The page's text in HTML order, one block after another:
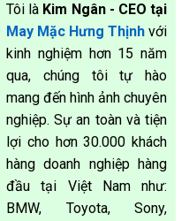
Tôi là Kim Ngân - CEO tại
May Mặc Hưng Thịnh với
kinh nghiệm hơn 15 năm
qua, chúng tôi tự hào
mang đến hình ảnh chuyên
nghiệp. Sự an toàn và tiện
lợi cho hơn 30.000 khách
hàng doanh nghiệp hàng
đầu tại Việt Nam như:
BMW, Toyota, Sony,